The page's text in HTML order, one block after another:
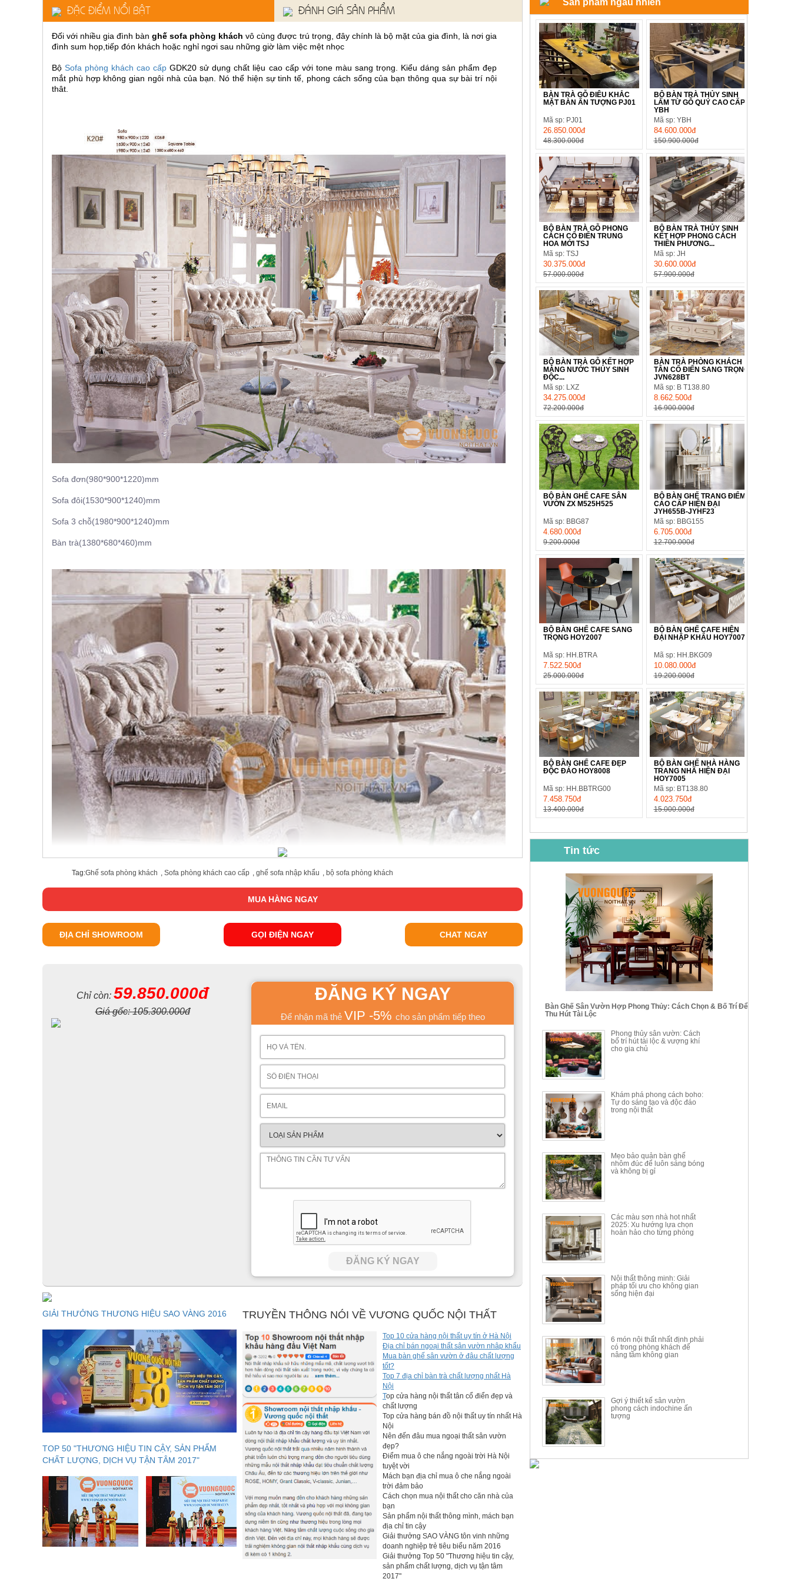
ĐẶC ĐIỂM NỔI BẬT ĐÁNH GIÁ SẢN PHẨM
Đối với nhiều gia đình bànghế sofa phòng khách vô cùng được trú trọng, đây chính là bộ mặt của gia đình, là nơi gia
đình sum họp,tiếp đón khách hoặc nghỉ ngơi sau những giờ làm việc mệt nhọc
Bộ Sofa phòng khách cao cấp GDK20 sử dụng chất liệu cao cấp với tone màu sang trọng. Kiểu dáng sản phẩm đẹp
mắt phù hợp không gian ngôi nhà của bạn. Nó thể hiện sự tinh tế, phong cách sống của bạn thông qua sự bài trí nội
thât.
Sofa đơn(980*900*1220)mm
Sofa đôi(1530*900*1240)mm
Sofa 3 chỗ(1980*900*1240)mm
Bàn trà(1380*680*460)mm
Tag:Ghế sofa phòng khách , Sofa phòng khách cao cấp , ghế sofa nhập khẩu , bộ sofa phòng khách
MUA HÀNG NGAY
ĐỊA CHỈ SHOWROOM GỌI ĐIỆN NGAY CHAT NGAY
Chỉ còn: 59.850.000đ
Giá gốc:105.300.000đ
ĐĂNG KÝ NGAY
Để nhận mã thẻ VIP -5% cho sản phẩm tiếp theo
ĐĂNG KÝ NGAY
GIẢI THƯỞNG THƯƠNG HIỆU SAO VÀNG 2016
TOP 50 "THƯƠNG HIỆU TIN CẬY, SẢN PHẨM
CHẤT LƯỢNG, DỊCH VỤ TẬN TÂM 2017"
TRUYỀN THÔNG NÓI VỀ VƯƠNG QUỐC NỘI THẤT
Top 10 cửa hàng nội thất uy tín ở Hà Nội
Địa chỉ bán ngoại thất sân vườn nhâp khẩu
Mua bàn ghế sân vườn ở đâu chất lượng
tốt?
Top 7 địa chỉ bàn trà chất lượng nhất Hà
Nội
Top cửa hàng nội thất tân cổ điển đẹp và
chất lượng
Top cửa hàng bán đồ nội thất uy tín nhất Hà
Nội
Nên đến đâu mua ngoại thất sân vườn
đẹp?
Điểm mua ô che nắng ngoài trời Hà Nội
tuyệt vời
Mách bạn địa chỉ mua ô che nắng ngoài
trời đảm bảo
Cách chọn mua nội thất cho căn nhà của
bạn
Sản phẩm nội thất thông mình, mách bạn
địa chỉ tin cậy
Giải thưởng SAO VÀNG tôn vinh những
doanh nghiệp trẻ tiêu biểu năm 2016
Giải thưởng Top 50 "Thương hiệu tin cậy,
sản phẩm chất lượng, dịch vụ tận tâm
2017"
Sản phẩm ngẫu nhiên
BÀN TRÀ GỖ ĐIÊU KHẮC
MẶT BÀN ẤN TƯỢNG PJ01
Mã sp: PJ01
26.850.000đ
48.300.000đ
BỘ BÀN TRÀ THỦY SINH
LÀM TỪ GỖ QUÝ CAO CẤP
YBH
Mã sp: YBH
84.600.000đ
150.900.000đ
BỘ BÀN TRÀ GỖ PHONG
CÁCH CỔ ĐIỂN TRUNG
HOA MỚI TSJ
Mã sp: TSJ
30.375.000đ
57.000.000đ
BỘ BÀN TRÀ THỦY SINH
KẾT HỢP PHONG CÁCH
THIỀN PHƯƠNG...
Mã sp: JH
30.600.000đ
57.900.000đ
BỘ BÀN TRÀ GỖ KẾT HỢP
MÁNG NƯỚC THỦY SINH
ĐỘC...
Mã sp: LXZ
34.275.000đ
72.200.000đ
BÀN TRÀ PHÒNG KHÁCH
TÂN CỔ ĐIỂN SANG TRỌNG
JVN628BT
Mã sp: B T138.80
8.662.500đ
16.900.000đ
BỘ BÀN GHẾ CAFE SÂN
VƯỜN ZX M525H525
Mã sp: BBG87
4.680.000đ
9.200.000đ
BỘ BÀN GHẾ TRANG ĐIỂM
CAO CẤP HIỆN ĐẠI
JYH655B-JYHF23
Mã sp: BBG155
6.705.000đ
12.700.000đ
BỘ BÀN GHẾ CAFE SANG
TRỌNG HOY2007
Mã sp: HH.BTRA
7.522.500đ
25.000.000đ
BỘ BÀN GHẾ CAFE HIỆN
ĐẠI NHẬP KHẨU HOY7007
Mã sp: HH.BKG09
10.080.000đ
19.200.000đ
BỘ BÀN GHẾ CAFE ĐẸP
ĐỘC ĐÁO HOY8008
Mã sp: HH.BBTRG00
7.458.750đ
13.400.000đ
BỘ BÀN GHẾ NHÀ HÀNG
TRANG NHÃ HIỆN ĐẠI
HOY7005
Mã sp: BT138.80
4.023.750đ
15.000.000đ
BỘ BÀN GHẾ CAFE NHẬP
KHẨU CAO CẤP HOY7006
Mã sp: BT135
14.178.750đ
24.700.000đ
BỘ BÀN TRÀ GỖ TỰ NHIÊN
PHONG CÁCH TRUNG HOA
KIỂU MỚI...
Mã sp: BT138.80
20.250.000đ
39.150.000đ
BỘ BÀN TRÀ GỖ PHONG
CÁCH MỚI KẾT HỢP KHAY
NHÚNG TRÀ YDX
Mã sp: BT150.46
17.617.500đ
34.100.000đ
BỘ BÀN GHẾ CAFE KIỂU
DÁNG ĐƠN GIẢN HIỆN ĐẠI
HOY8010
BÀN GHẾ TRANG ĐIỂM
THÔNG MINH HIỆN ĐẠI
TÍCH HỢP SẠC...
Mã sp: HH.BTD08
6.510.000đ
BỘ BÀN ĂN ĐẢO MẶT ĐÁ
PHIẾN AK3699
Tin tức
Bàn Ghế Sân Vườn Hợp Phong Thủy: Cách Chọn & Bố Trí Để
Thu Hút Tài Lộc
Phong thủy sân vườn: Cách
bố trí hút tài lộc & vượng khí
cho gia chủ
Khám phá phong cách boho:
Tự do sáng tạo và độc đáo
trong nội thất
Mẹo bảo quản bàn ghế
nhôm đúc để luôn sáng bóng
và không bị gỉ
Các màu sơn nhà hot nhất
2025: Xu hướng lựa chọn
hoàn hảo cho từng phòng
Nội thất thông minh: Giải
pháp tối ưu cho không gian
sống hiện đại
6 món nội thất nhất định phải
có trong phòng khách để
nâng tầm không gian
Gợi ý thiết kế sân vườn
phong cách indochine ấn
tượng